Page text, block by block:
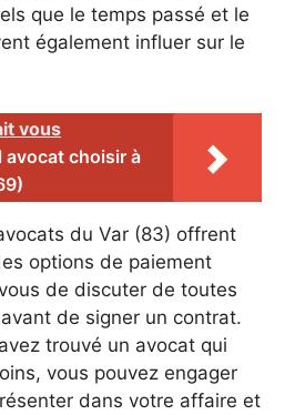
que le temps passé et le
également influer sur le
vous
avocat choisir à
du Var (83) offrent
options de paiement
de discuter de toutes
de signer un contrat.
trouvé un avocat qui
vous pouvez engager
dans votre affaire et